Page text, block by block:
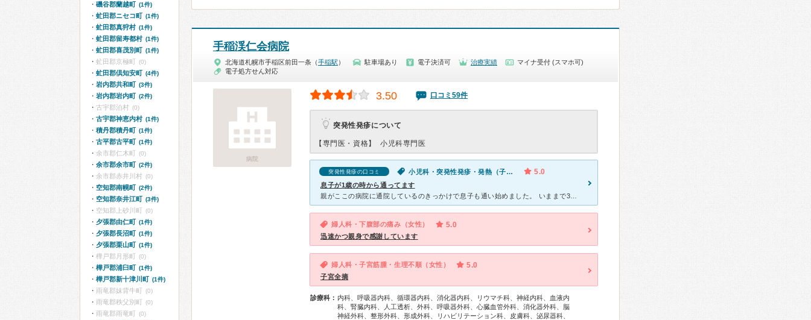
手稲渓仁会病院
北海道札幌市手稲区前田一条（手稲駅 ） 駐車場あり 電子決済可 治療実績
マイナ受付 (スマホ可)
電子処方せん対応
病院
3.50 口コミ59件
突発性発疹について
【専門医・資格】 小児科専門医
突発性発疹の口コミ 小児科・突発性発疹・発熱（子供） 5.0
息子が1歳の時から通ってます
婦人科・下腹部の痛み（女性） 5.0
迅速かつ親身で感謝しています
婦人科・子宮筋腫・生理不順（女性） 5.0
子宮全摘
診療科： 内科、呼吸器内科、循環器内科、消化器内科、リウマチ科、神経内科、血液内
科、腎臓内科、人工透析、外科、呼吸器外科、心臓血管外科、消化器外科、脳
神経外科、整形外科、形成外科、リハビリテーション科、皮膚科、泌尿器科、
磯谷郡蘭越町 (1件)
虻田郡ニセコ町 (1件)
虻田郡真狩村 (1件)
虻田郡留寿都村 (1件)
虻田郡喜茂別町 (1件)
虻田郡京極町 (0)
虻田郡倶知安町 (4件)
岩内郡共和町 (3件)
岩内郡岩内町 (2件)
古宇郡泊村 (0)
古宇郡神恵内村 (1件)
積丹郡積丹町 (1件)
古平郡古平町 (1件)
余市郡仁木町 (0)
余市郡余市町 (2件)
余市郡赤井川村 (0)
空知郡南幌町 (2件)
空知郡奈井江町 (3件)
空知郡上砂川町 (0)
夕張郡由仁町 (1件)
夕張郡長沼町 (1件)
夕張郡栗山町 (1件)
樺戸郡月形町 (0)
樺戸郡浦臼町 (1件)
樺戸郡新十津川町 (1件)
雨竜郡妹背牛町 (0)
雨竜郡秩父別町 (0)
雨竜郡雨竜町 (0)